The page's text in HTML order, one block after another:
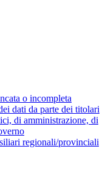
o incompleta
dati da parte dei titolari
di amministrazione, di
regionali/provinciali